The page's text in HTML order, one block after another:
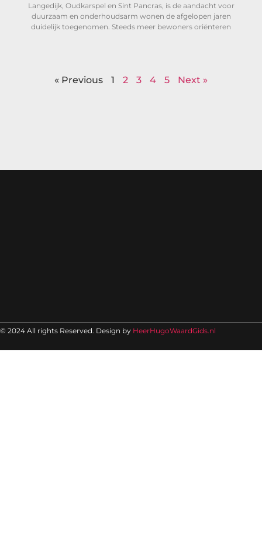
Langedijk, Oudkarspel en Sint Pancras, is de aandacht voor
duurzaam en onderhoudsarm wonen de afgelopen jaren
duidelijk toegenomen. Steeds meer bewoners oriënteren
« Previous 1 2 3 4 5 Next »
© 2024 All rights Reserved. Design by HeerHugoWaardGids.nl